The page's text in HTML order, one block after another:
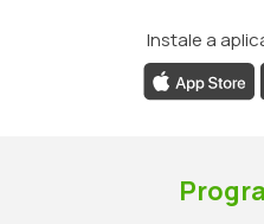
Instale a